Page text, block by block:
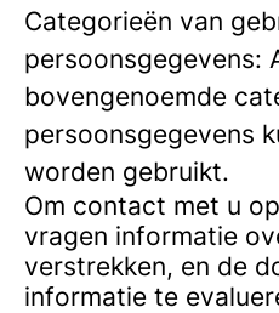
Categorieën van
persoonsgegevens:
bovengenoemde
persoonsgegevens
worden gebruikt.
Om contact met u
vragen informatie
verstrekken, en de
informatie te